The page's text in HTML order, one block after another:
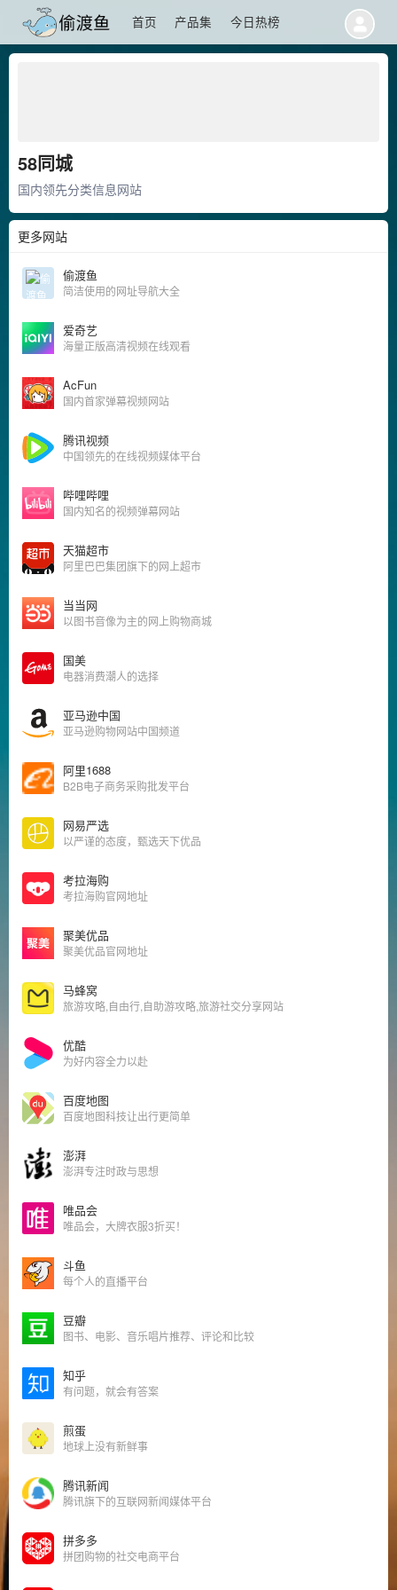
首页 产品集 今日热榜
58同城
国内领先分类信息网站
更多网站
偷渡鱼
简洁使用的网址导航大全
爱奇艺
海量正版高清视频在线观看
AcFun
国内首家弹幕视频网站
腾讯视频
中国领先的在线视频媒体平台
哔哩哔哩
国内知名的视频弹幕网站
天猫超市
阿里巴巴集团旗下的网上超市
当当网
以图书音像为主的网上购物商城
国美
电器消费潮人的选择
亚马逊中国
亚马逊购物网站中国频道
阿里1688
B2B电子商务采购批发平台
网易严选
以严谨的态度，甄选天下优品
考拉海购
考拉海购官网地址
聚美优品
聚美优品官网地址
马蜂窝
旅游攻略,自由行,自助游攻略,旅游社交分享网站
优酷
为好内容全力以赴
百度地图
百度地图科技让出行更简单
澎湃
澎湃专注时政与思想
唯品会
唯品会，大牌衣服3折买！
斗鱼
每个人的直播平台
豆瓣
图书、电影、音乐唱片推荐、评论和比较
知乎
有问题，就会有答案
煎蛋
地球上没有新鲜事
腾讯新闻
腾讯旗下的互联网新闻媒体平台
拼多多
拼团购物的社交电商平台